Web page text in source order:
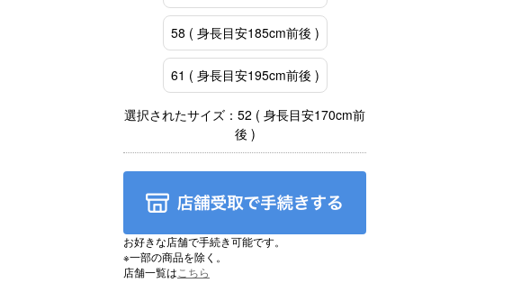
58 ( 身長目安185cm前後 )
61 ( 身長目安195cm前後 )
選択されたサイズ：52 ( 身長目安170cm前
後 )
お好きな店舗で手続き可能です。
※一部の商品を除く。
店舗一覧は こちら